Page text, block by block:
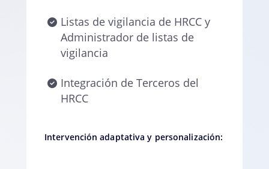
Listas de vigilancia de HRCC y
Administrador de listas de
vigilancia
Integración de Terceros del
HRCC
Intervención adaptativa y personalización: